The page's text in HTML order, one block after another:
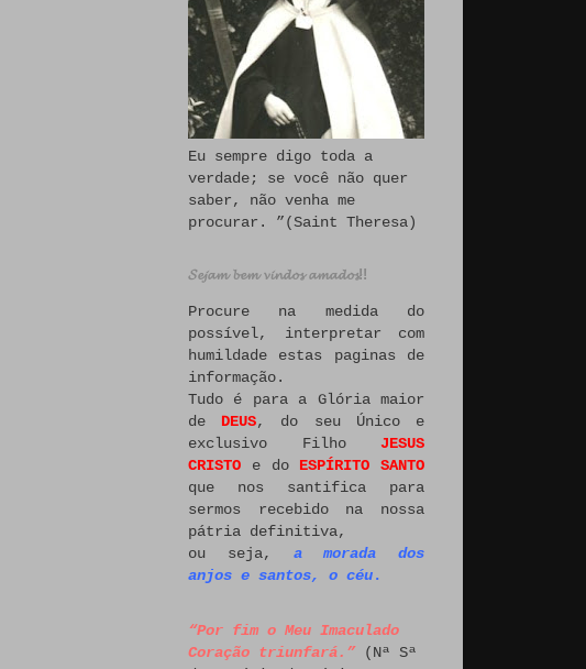
Eu sempre digo toda a
verdade; se você não quer
saber, não venha me
procurar. ”(Saint Theresa)
𝓢𝓮𝓳𝓪𝓶 𝓫𝓮𝓶 𝓿𝓲𝓷𝓭𝓸𝓼 𝓪𝓶𝓪𝓭𝓸𝓼!!
Procure na medida do
possível, interpretar com
humildade estas paginas de
informação.
Tudo é para a Glória maior
de DEUS, do seu Único e
exclusivo Filho JESUS
CRISTO e do ESPÍRITO SANTO
que nos santifica para
sermos recebido na nossa
pátria definitiva,
ou seja, a morada dos
anjos e santos, o céu.
“Por fim o Meu Imaculado
Coração triunfará.”
(Nª Sª